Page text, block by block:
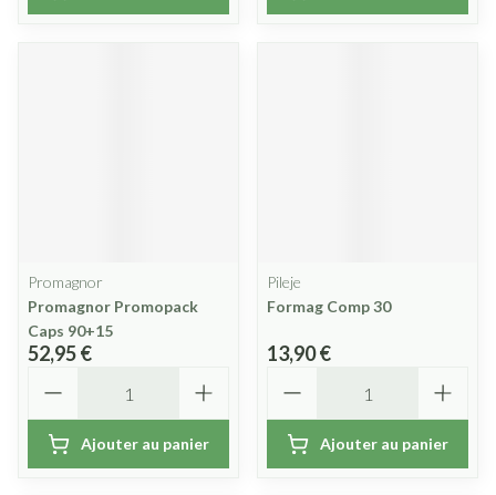
Promagnor
Promagnor Promopack
Caps 90+15
52,95 €
Ajouter au panier
Pileje
Formag Comp 30
13,90 €
Ajouter au panier